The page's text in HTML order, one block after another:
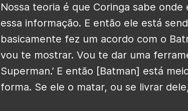
Nossa teoria é que Coringa sabe
essa informação. E então ele está
basicamente fez um acordo com o
vou te mostrar. Vou te dar uma
Superman.’ E então [Batman] está
forma. Se ele o matar, ou se livrar